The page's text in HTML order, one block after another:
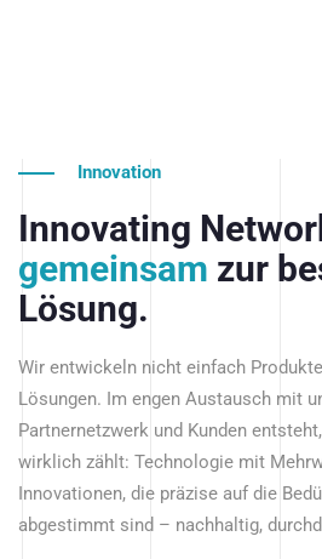
Innovation
Innovating
gemeinsam zur
Lösung.
Wir entwickeln nicht einfach
Lösungen. Im engen Austausch mit
Partnernetzwerk und Kunden
wirklich zählt: Technologie mit
Innovationen, die präzise auf die
abgestimmt sind – nachhaltig,